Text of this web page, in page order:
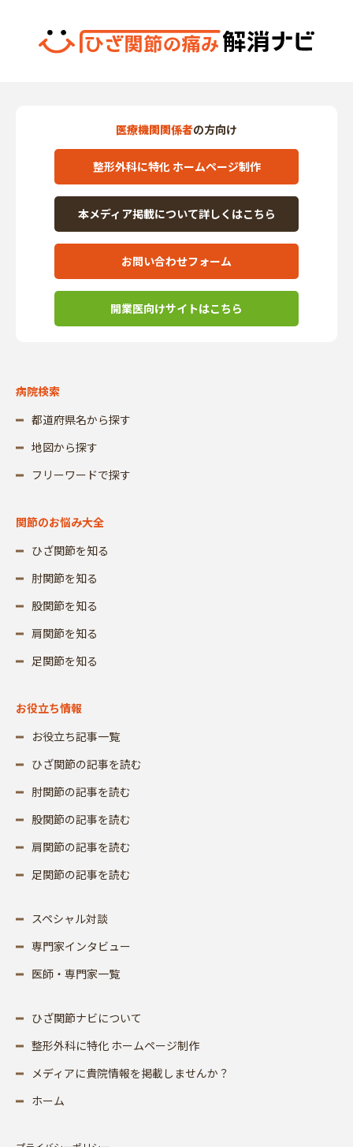
医療機関関係者の方向け
整形外科に特化 ホームページ制作
本メディア掲載について詳しくはこちら
お問い合わせフォーム
開業医向けサイトはこちら
病院検索
都道府県名から探す
地図から探す
フリーワードで探す
関節のお悩み大全
ひざ関節を知る
肘関節を知る
股関節を知る
肩関節を知る
足関節を知る
お役立ち情報
お役立ち記事一覧
ひざ関節の記事を読む
肘関節の記事を読む
股関節の記事を読む
肩関節の記事を読む
足関節の記事を読む
スペシャル対談
専門家インタビュー
医師・専門家一覧
ひざ関節ナビについて
整形外科に特化 ホームページ制作
メディアに貴院情報を掲載しませんか？
ホーム